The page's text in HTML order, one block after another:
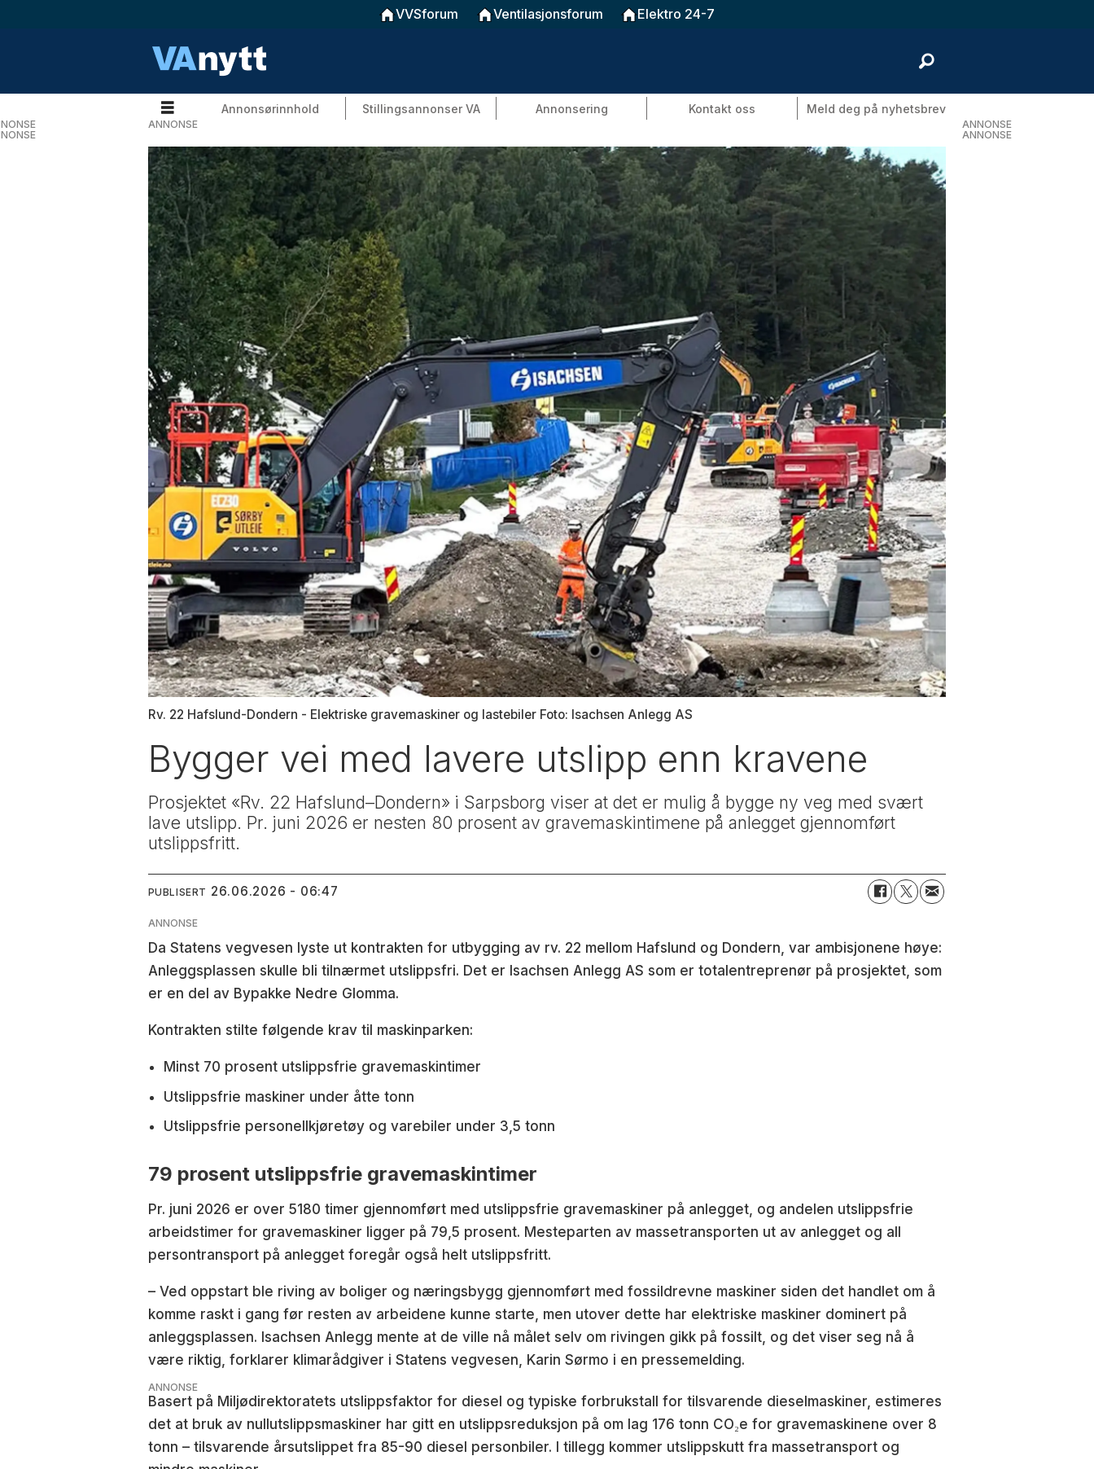
VVSforum Ventilasjonsforum Elektro 24-7
Annonsørinnhold Stillingsannonser VA Annonsering Kontakt oss Meld deg på nyhetsbrev
ANNONSE
Rv. 22 Hafslund-Dondern - Elektriske gravemaskiner og lastebiler Foto: Isachsen Anlegg AS
Bygger vei med lavere utslipp enn kravene
Prosjektet «Rv. 22 Hafslund–Dondern» i Sarpsborg viser at det er mulig å bygge ny veg med svært
lave utslipp. Pr. juni 2026 er nesten 80 prosent av gravemaskintimene på anlegget gjennomført
utslippsfritt.
PUBLISERT 26.06.2026 - 06:47
ANNONSE
Da Statens vegvesen lyste ut kontrakten for utbygging av rv. 22 mellom Hafslund og Dondern, var ambisjonene høye:
Anleggsplassen skulle bli tilnærmet utslippsfri. Det er Isachsen Anlegg AS som er totalentreprenør på prosjektet, som
er en del av Bypakke Nedre Glomma.
Kontrakten stilte følgende krav til maskinparken:
Minst 70 prosent utslippsfrie gravemaskintimer
Utslippsfrie maskiner under åtte tonn
Utslippsfrie personellkjøretøy og varebiler under 3,5 tonn
79 prosent utslippsfrie gravemaskintimer
Pr. juni 2026 er over 5180 timer gjennomført med utslippsfrie gravemaskiner på anlegget, og andelen utslippsfrie
arbeidstimer for gravemaskiner ligger på 79,5 prosent. Mesteparten av massetransporten ut av anlegget og all
persontransport på anlegget foregår også helt utslippsfritt.
– Ved oppstart ble riving av boliger og næringsbygg gjennomført med fossildrevne maskiner siden det handlet om å
komme raskt i gang før resten av arbeidene kunne starte, men utover dette har elektriske maskiner dominert på
anleggsplassen. Isachsen Anlegg mente at de ville nå målet selv om rivingen gikk på fossilt, og det viser seg nå å
være riktig, forklarer klimarådgiver i Statens vegvesen, Karin Sørmo i en pressemelding.
ANNONSE
Basert på Miljødirektoratets utslippsfaktor for diesel og typiske forbrukstall for tilsvarende dieselmaskiner, estimeres
det at bruk av nullutslippsmaskiner har gitt en utslippsreduksjon på om lag 176 tonn CO₂e for gravemaskinene over 8
tonn – tilsvarende årsutslippet fra 85-90 diesel personbiler. I tillegg kommer utslippskutt fra massetransport og
ANNONSE
ANNONSE